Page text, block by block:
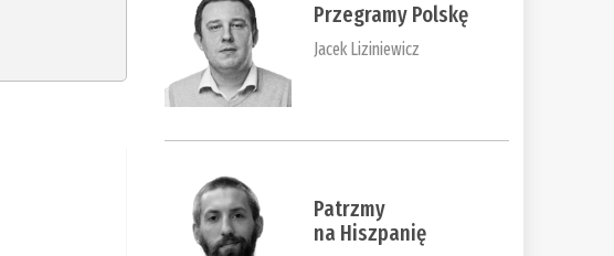
Przegramy Polskę
Jacek Liziniewicz
Patrzmy
na Hiszpanię